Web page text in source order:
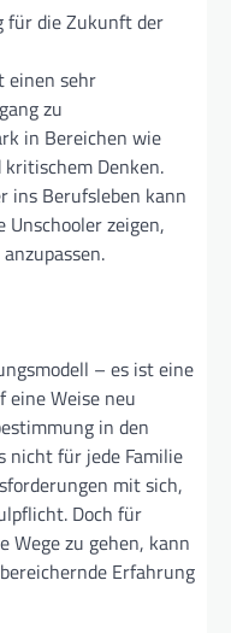
für die Zukunft der
einen sehr
zu
in Bereichen wie
Denken.
ins Berufsleben kann
zeigen,
– es ist eine
eine Weise neu
in den
für jede Familie
mit sich,
Doch für
Wege zu gehen, kann
Erfahrung